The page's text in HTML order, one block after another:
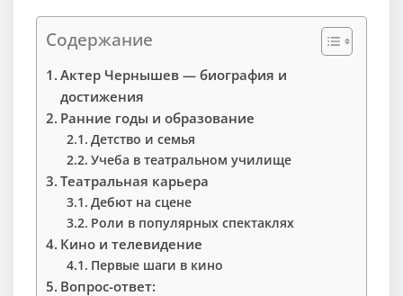
Содержание
Актер Чернышев — биография и
достижения
Ранние годы и образование
Детство и семья
Учеба в театральном училище
Театральная карьера
Дебют на сцене
Роли в популярных спектаклях
Кино и телевидение
Первые шаги в кино
Вопрос-ответ: